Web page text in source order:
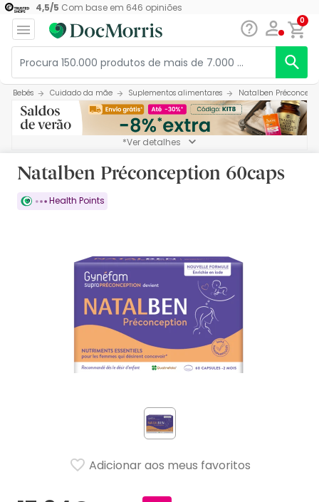
4,5/5 Com base em 646 opiniões
0
Bebés Cuidado da mãe Suplementos alimentares Natalben
*Ver detalhes
Natalben Préconception 60caps
Health Points
Adicionar aos meus favoritos